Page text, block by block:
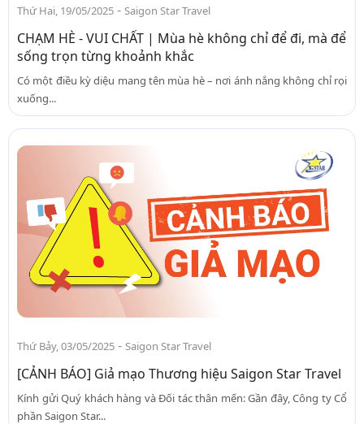
Thứ Hai, 19/05/2025 - Saigon Star Travel
CHẠM HÈ - VUI CHẤT | Mùa hè không chỉ để đi, mà để
sống trọn từng khoảnh khắc
Có một điều kỳ diệu mang tên mùa hè – nơi ánh nắng không chỉ rọi
xuống...
Thứ Bảy, 03/05/2025 - Saigon Star Travel
[CẢNH BÁO] Giả mạo Thương hiệu Saigon Star Travel
Kính gửi Quý khách hàng và Đối tác thân mến: Gần đây, Công ty Cổ
phần Saigon Star...